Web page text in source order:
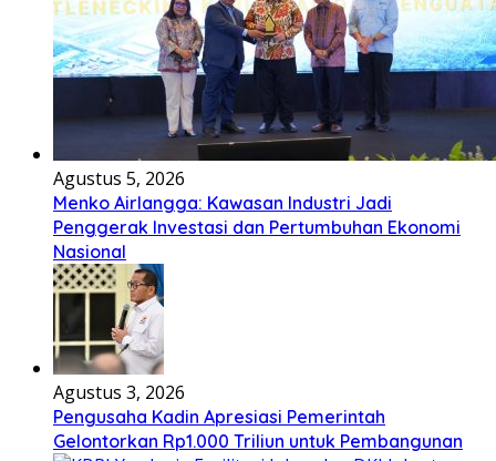
Agustus 5, 2026
Menko Airlangga: Kawasan Industri Jadi
Penggerak Investasi dan Pertumbuhan Ekonomi
Nasional
Agustus 3, 2026
Pengusaha Kadin Apresiasi Pemerintah
Gelontorkan Rp1.000 Triliun untuk Pembangunan